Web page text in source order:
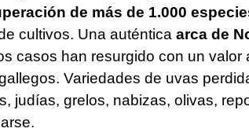
de más de 1.000
cultivos. Una auténticaarca de
casos han resurgido con un valor
Variedades de uvas
judías, grelos, nabizas, olivas,